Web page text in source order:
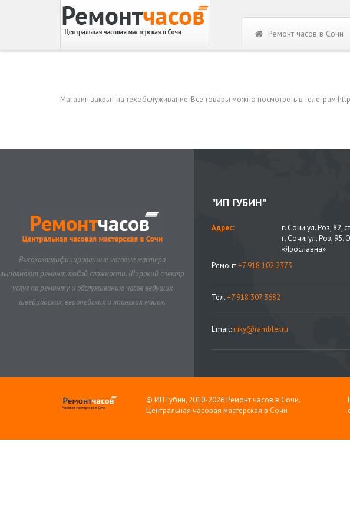
Ремонт часов в Сочи
Магазин закрыт на техобслуживание: Все товары можно посмотреть в телеграм
Высококвалифицированные часовые мастера
выполняют ремонт любой сложности. Широкий спектр
услуг по ремонту и обслуживанию часов ведущих
швейцарских, европейских и японских марок.
"ИП ГУБИН"
Адрес:
г. Сочи ул. Роз, 82,
г. Сочи, ул. Роз, 95.
«Ярославна»
Ремонт+7 918 102 2373
Тел.+7 918 307 3682
Email:iriky@rambler.ru
© ИП Губин, 2010-2026 Ремонт часов в Сочи.
Центральная часовая мастерская в Сочи